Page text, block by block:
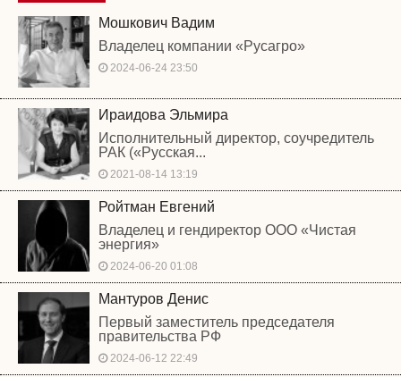
Мошкович Вадим
Владелец компании «Русагро»
2024-06-24 23:50
Ираидова Эльмира
Исполнительный директор, соучредитель
РАК («Русская...
2021-08-14 13:19
Ройтман Евгений
Владелец и гендиректор ООО «Чистая
энергия»
2024-06-20 01:08
Мантуров Денис
Первый заместитель председателя
правительства РФ
2024-06-12 22:49